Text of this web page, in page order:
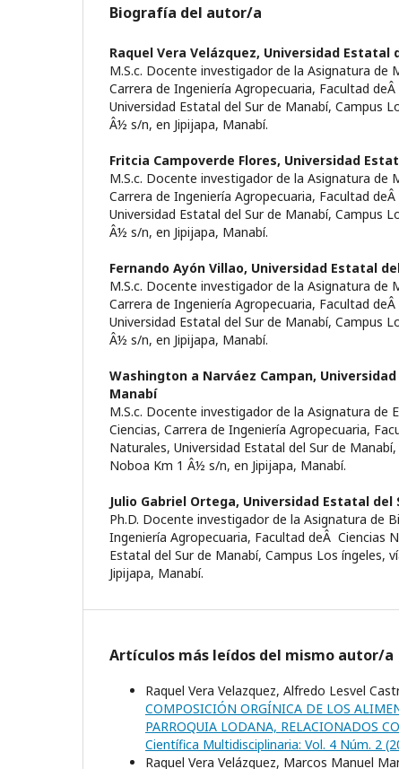
Biografía del autor/a
Raquel Vera Velázquez, Universidad Estatal
M.S.c. Docente investigador de la Asignatura de
Carrera de Ingenierí­a Agropecuaria, Facultad
Universidad Estatal del Sur de Manabí­, Campus
Â½ s/n, en Jipijapa, Manabí­.
Fritcia Campoverde Flores, Universidad
M.S.c. Docente investigador de la Asignatura de
Carrera de Ingenierí­a Agropecuaria, Facultad
Universidad Estatal del Sur de Manabí­, Campus
Â½ s/n, en Jipijapa, Manabí­.
Fernando Ayón Villao, Universidad Estatal
M.S.c. Docente investigador de la Asignatura de
Carrera de Ingenierí­a Agropecuaria, Facultad
Universidad Estatal del Sur de Manabí­, Campus
Â½ s/n, en Jipijapa, Manabí­.
Washington a Narváez Campan,
Manabí­
M.S.c. Docente investigador de la Asignatura de
Ciencias, Carrera de Ingenierí­a Agropecuaria,
Naturales, Universidad Estatal del Sur de
Noboa Km 1 Â½ s/n, en Jipijapa, Manabí­.
Julio Gabriel Ortega, Universidad Estatal del
Ph.D. Docente investigador de la Asignatura de
Ingenierí­a Agropecuaria, Facultad deÂ Ciencias
Estatal del Sur de Manabí­, Campus Los íngeles,
Jipijapa, Manabí­.
Artículos más leídos del mismo autor/a
Raquel Vera Velazquez, Alfredo Lesvel
COMPOSICIÓN ORGÍNICA DE LOS
PARROQUIA LODANA, RELACIONADOS
Científica Multidisciplinaria: Vol. 4 Núm. 2
Raquel Vera Velázquez, Marcos Manuel